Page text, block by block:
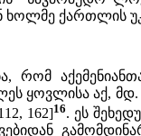
ხოლმე ქართლის
რომ
ყოვლისა აქ, მდ.
162]16. ეს